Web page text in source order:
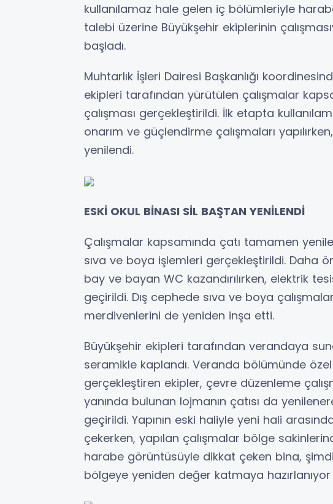
kullanılamaz hale gelen iç bölümleriyle
talebi üzerine Büyükşehir ekiplerinin
başladı.
Muhtarlık İşleri Dairesi Başkanlığı
ekipleri tarafından yürütülen çalışmalar
çalışması gerçekleştirildi. İlk etapta
onarım ve güçlendirme çalışmaları
yenilendi.
ESKİ OKUL BİNASI SİL BAŞTAN YENİLENDİ
Çalışmalar kapsamında çatı tamamen
sıva ve boya işlemleri gerçekleştirildi. Daha
bay ve bayan WC kazandırılırken, elektrik
geçirildi. Dış cephede sıva ve boya
merdivenlerini de yeniden inşa etti.
Büyükşehir ekipleri tarafından verandaya
seramikle kaplandı. Veranda bölümünde
gerçekleştiren ekipler, çevre düzenleme
yanında bulunan lojmanın çatısı da
geçirildi. Yapının eski haliyle yeni hali
çekerken, yapılan çalışmalar bölge
harabe görüntüsüyle dikkat çeken bina,
bölgeye yeniden değer katmaya hazırlanıyor